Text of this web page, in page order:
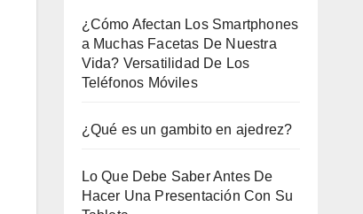
¿Cómo Afectan Los Smartphones
a Muchas Facetas De Nuestra
Vida? Versatilidad De Los
Teléfonos Móviles
¿Qué es un gambito en ajedrez?
Lo Que Debe Saber Antes De
Hacer Una Presentación Con Su